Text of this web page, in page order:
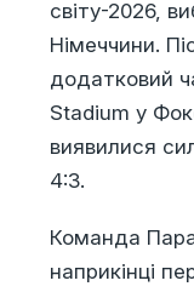
світу-2026,
Німеччини.
додатковий
Stadium у
виявилися
4:3.
Команда
наприкінці